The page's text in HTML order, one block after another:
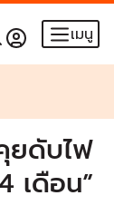
เมนู
ยดับไฟ
เดือน”